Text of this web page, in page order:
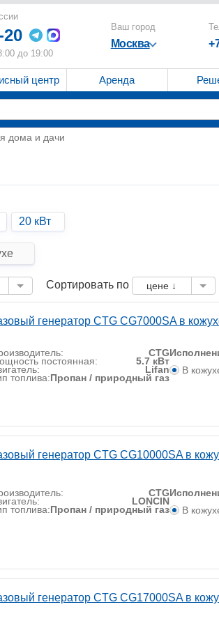
20
до 19:00
Ваш город
Москва
центр Аренда
дома и дачи
20 кВт
Сортировать по цене ↓
генератор CTG CG7000SA в
CTG
постоянная: 5.7 кВт
Lifan
топлива:Пропан / природный газ
В
генератор CTG CG10000SA в
CTG
LONCIN
топлива:Пропан / природный газ
В
генератор CTG CG17000SA в